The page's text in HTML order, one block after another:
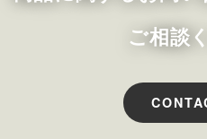
ご相談